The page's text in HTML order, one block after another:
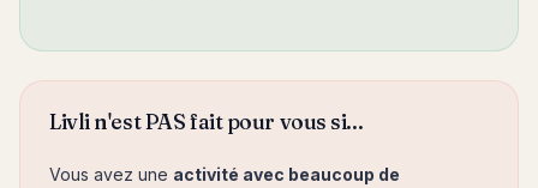
Livli n'est PAS fait pour vous si...
Vous avez une activité avec beaucoup de